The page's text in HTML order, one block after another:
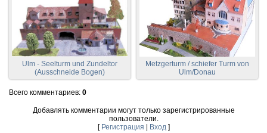
Ulm - Seelturm und Zundeltor
(Ausschneide Bogen)
Metzgerturm / schiefer Turm von
Ulm/Donau
Всего комментариев: 0
Добавлять комментарии могут только зарегистрированные
пользователи.
[ Регистрация Вход]